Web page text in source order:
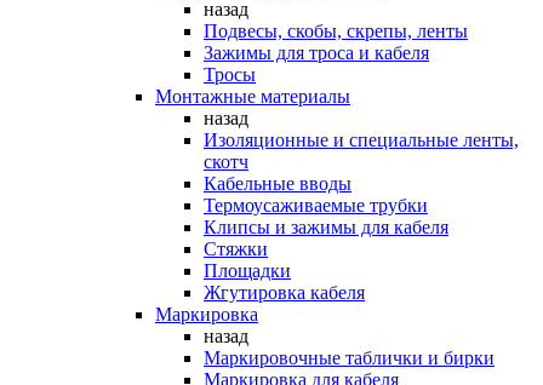
назад
Подвесы, скобы, скрепы, ленты
Зажимы для троса и кабеля
Тросы
Монтажные материалы
назад
Изоляционные и специальные ленты,
скотч
Кабельные вводы
Термоусаживаемые трубки
Клипсы и зажимы для кабеля
Стяжки
Площадки
Жгутировка кабеля
Маркировка
назад
Маркировочные таблички и бирки
Маркировка для кабеля